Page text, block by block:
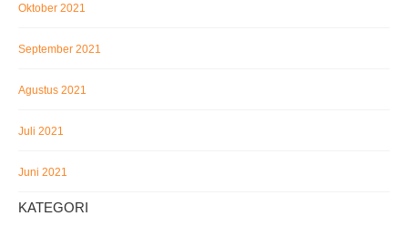
Oktober 2021
September 2021
Agustus 2021
Juli 2021
Juni 2021
KATEGORI